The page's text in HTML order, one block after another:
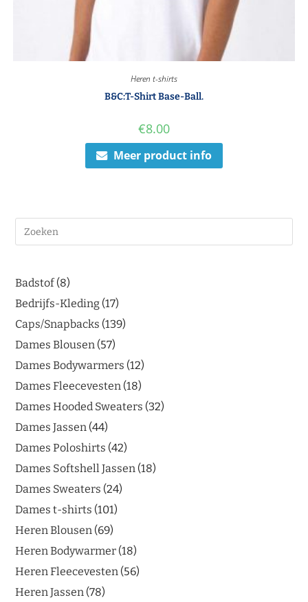
Heren t-shirts
B&C:T-Shirt Base-Ball.
€8.00
Meer product info
Badstof 8
Bedrijfs-Kleding 17
Caps/Snapbacks 139
Dames Blousen 57
Dames Bodywarmers 12
Dames Fleecevesten 18
Dames Hooded Sweaters 32
Dames Jassen 44
Dames Poloshirts 42
Dames Softshell Jassen 18
Dames Sweaters 24
Dames t-shirts 101
Heren Blousen 69
Heren Bodywarmer 18
Heren Fleecevesten 56
Heren Jassen 78